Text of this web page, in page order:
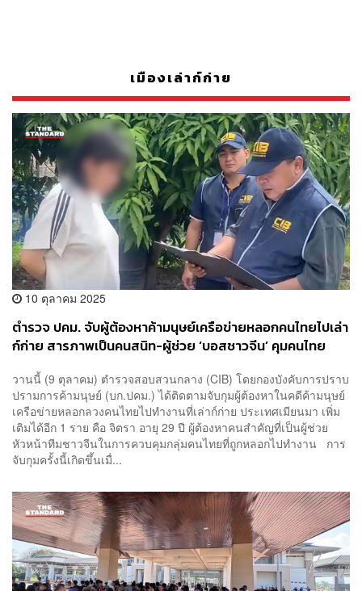
เมืองเล่าก์ก่าย
10 ตุลาคม 2025
ตำรวจ ปคม. จับผู้ต้องหาค้ามนุษย์เครือข่ายหลอกคนไทยไปเล่า
ก์ก่าย สารภาพเป็นคนสนิท-ผู้ช่วย ‘บอสชาวจีน’ คุมคนไทย
วานนี้ (9 ตุลาคม) ตำรวจสอบสวนกลาง (CIB) โดยกองบังคับการปราบ
ปรามการค้ามนุษย์ (บก.ปคม.) ได้ติดตามจับกุมผู้ต้องหาในคดีค้ามนุษย์
เครือข่ายหลอกลวงคนไทยไปทำงานที่เล่าก์ก่าย ประเทศเมียนมา เพิ่ม
เติมได้อีก 1 ราย คือ จิตรา อายุ 29 ปี ผู้ต้องหาคนสำคัญที่เป็นผู้ช่วย
หัวหน้าทีมชาวจีนในการควบคุมกลุ่มคนไทยที่ถูกหลอกไปทำงาน การ
จับกุมครั้งนี้เกิดขึ้นเมื่...